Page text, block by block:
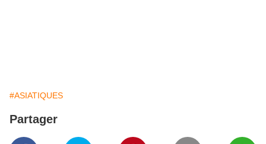
#ASIATIQUES
Partager